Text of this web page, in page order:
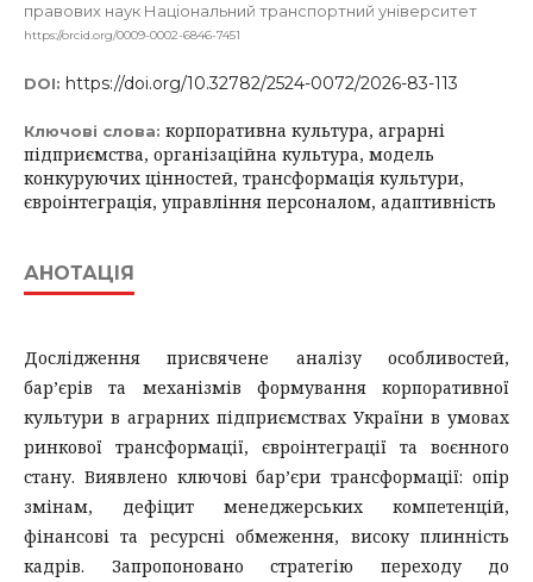
правових наук Національний транспортний університет
https://orcid.org/0009-0002-6846-7451
DOI: https://doi.org/10.32782/2524-0072/2026-83-113
Ключові слова: корпоративна культура, аграрні
підприємства, організаційна культура, модель
конкуруючих цінностей, трансформація культури,
євроінтеграція, управління персоналом, адаптивність
АНОТАЦІЯ
Дослідження присвячене аналізу особливостей,
бар’єрів та механізмів формування корпоративної
культури в аграрних підприємствах України в умовах
ринкової трансформації, євроінтеграції та воєнного
стану. Виявлено ключові бар’єри трансформації: опір
змінам, дефіцит менеджерських компетенцій,
фінансові та ресурсні обмеження, високу плинність
кадрів. Запропоновано стратегію переходу до